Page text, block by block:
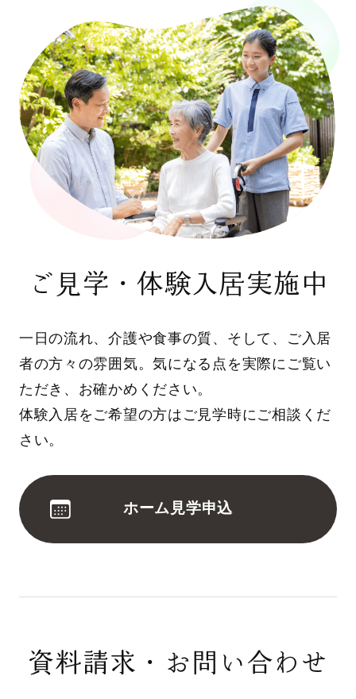
ご見学・体験入居実施中
一日の流れ、介護や食事の質、そして、ご入居
者の方々の雰囲気。気になる点を実際にご覧い
ただき、お確かめください。
体験入居をご希望の方はご見学時にご相談くだ
さい。
ホーム見学申込
資料請求・お問い合わせ